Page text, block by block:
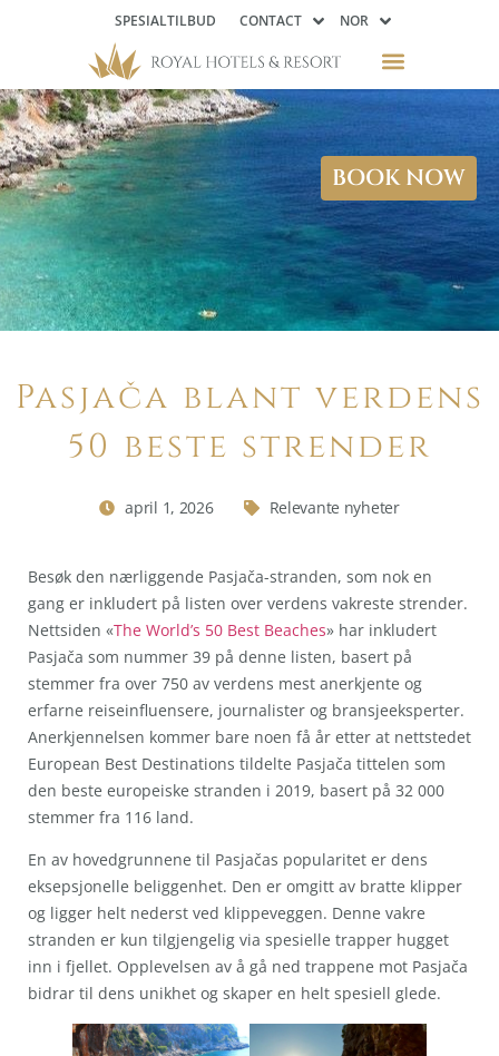
SPESIALTILBUD CONTACT NOR
Pasjača blant verdens
50 beste strender
april 1, 2026 Relevante nyheter
Besøk den nærliggende Pasjača-stranden, som nok en
gang er inkludert på listen over verdens vakreste strender.
Nettsiden «The World’s 50 Best Beaches» har inkludert
Pasjača som nummer 39 på denne listen, basert på
stemmer fra over 750 av verdens mest anerkjente og
erfarne reiseinfluensere, journalister og bransjeeksperter.
Anerkjennelsen kommer bare noen få år etter at nettstedet
European Best Destinations tildelte Pasjača tittelen som
den beste europeiske stranden i 2019, basert på 32 000
stemmer fra 116 land.
En av hovedgrunnene til Pasjačas popularitet er dens
eksepsjonelle beliggenhet. Den er omgitt av bratte klipper
og ligger helt nederst ved klippeveggen. Denne vakre
stranden er kun tilgjengelig via spesielle trapper hugget
inn i fjellet. Opplevelsen av å gå ned trappene mot Pasjača
bidrar til dens unikhet og skaper en helt spesiell glede.
BOOK NOW